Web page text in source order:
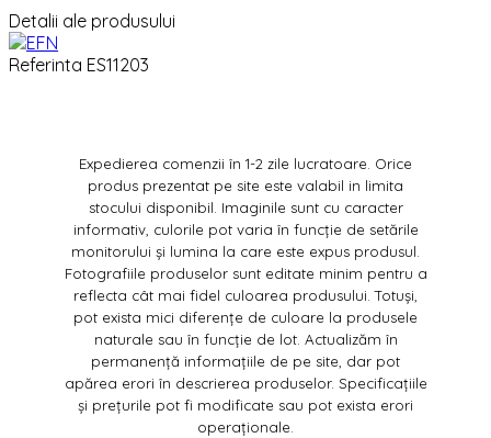
Detalii ale produsului
Referinta ES11203
Expedierea comenzii în 1-2 zile lucratoare. Orice
produs prezentat pe site este valabil in limita
stocului disponibil. Imaginile sunt cu caracter
informativ, culorile pot varia în funcție de setările
monitorului și lumina la care este expus produsul.
Fotografiile produselor sunt editate minim pentru a
reflecta cât mai fidel culoarea produsului. Totuși,
pot exista mici diferențe de culoare la produsele
naturale sau în funcție de lot. Actualizăm în
permanență informațiile de pe site, dar pot
apărea erori în descrierea produselor. Specificațiile
și prețurile pot fi modificate sau pot exista erori
operaționale.